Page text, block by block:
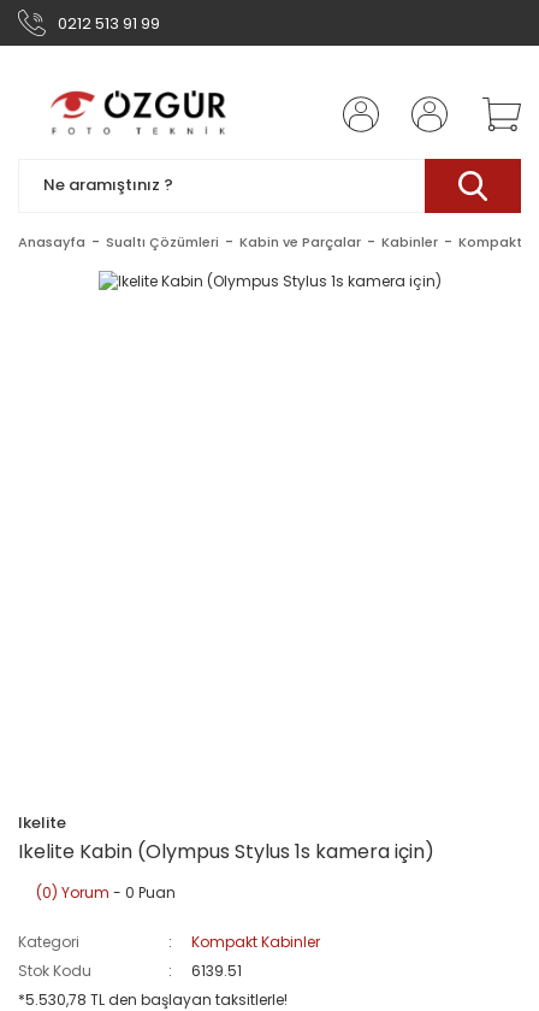
0212 513 91 99
Anasayfa Sualtı Çözümleri Kabin ve Parçalar Kabinler Kompakt
Ikelite
Ikelite Kabin (Olympus Stylus 1s kamera için)
(0) Yorum - 0 Puan
Kategori
Kompakt Kabinler
Stok Kodu
6139.51
*5.530,78 TL den başlayan taksitlerle!